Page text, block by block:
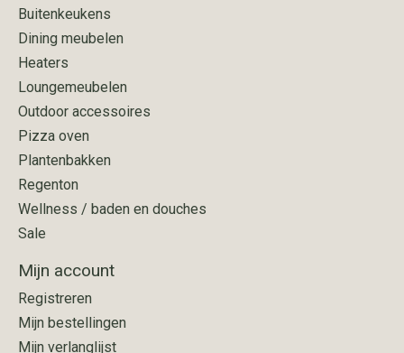
Buitenkeukens
Dining meubelen
Heaters
Loungemeubelen
Outdoor accessoires
Pizza oven
Plantenbakken
Regenton
Wellness / baden en douches
Sale
Mijn account
Registreren
Mijn bestellingen
Mijn verlanglijst